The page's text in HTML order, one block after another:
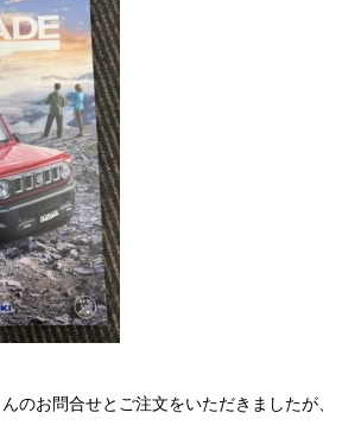
のお問合せとご注文をいただきましたが、